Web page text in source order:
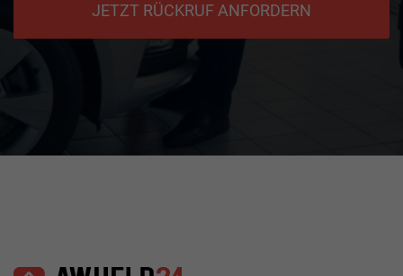
JETZT RÜCKRUF ANFORDERN